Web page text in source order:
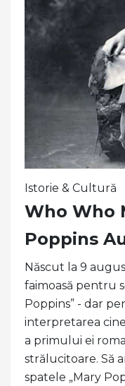
Istorie & Cultură
Who Who
Poppins
Născut la 9
faimoasă pentru
Poppins” - dar
interpretarea
a primului ei
strălucitoare. Să
spatele „Mary